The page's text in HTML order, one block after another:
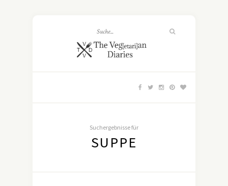
Suchergebnisse für
SUPPE